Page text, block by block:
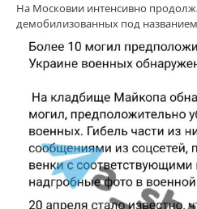
На Московии интенсивно
демобилизованных под